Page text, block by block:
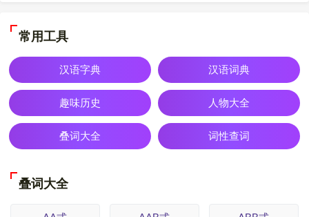
常用工具
汉语字典 汉语词典
趣味历史 人物大全
叠词大全 词性查词
叠词大全